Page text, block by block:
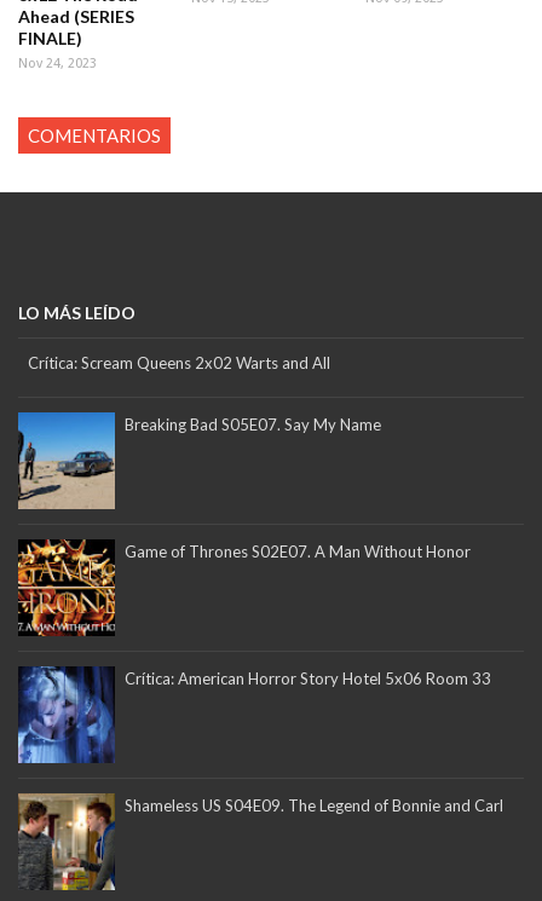
Ahead (SERIES
FINALE)
Nov 24, 2023
COMENTARIOS
LO MÁS LEÍDO
Crítica: Scream Queens 2x02 Warts and All
Breaking Bad S05E07. Say My Name
Game of Thrones S02E07. A Man Without Honor
Crítica: American Horror Story Hotel 5x06 Room 33
Shameless US S04E09. The Legend of Bonnie and Carl